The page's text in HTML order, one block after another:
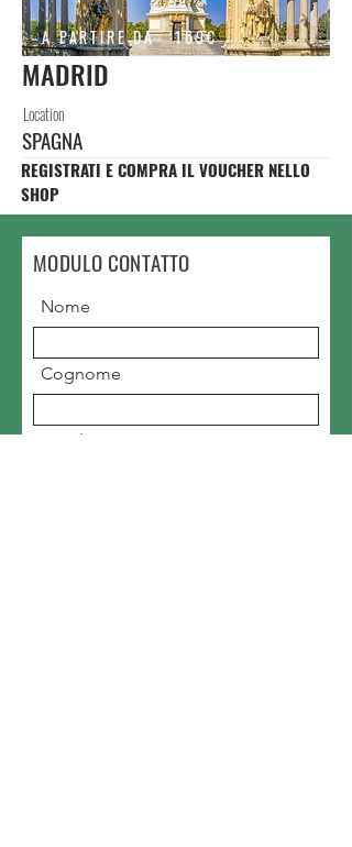
A PARTIRE DA 169€
MADRID
Location
SPAGNA
REGISTRATI E COMPRA IL VOUCHER NELLO
SHOP
MODULO CONTATTO
Nome
Cognome
Email